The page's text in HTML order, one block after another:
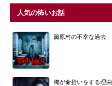
人気の怖いお話
薗原村の不幸な過去
俺が命拾いをする理由